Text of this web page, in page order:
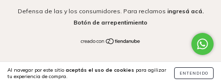
Al navegar por este sitio aceptás el uso de cookies para agilizar
tu experiencia de compra.
ENTENDIDO
Defensa de las y los consumidores. Para reclamos ingresá acá.
Botón de arrepentimiento